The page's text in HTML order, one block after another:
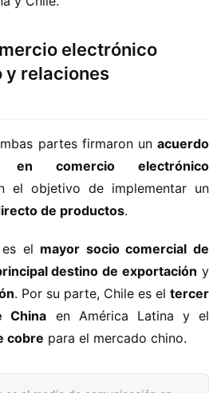
electrónico
relaciones
partes firmaron un acuerdo
en comercio electrónico
de productos.
el mayor socio comercial de
destino de exportación
. Por su parte, Chile es el tercer
China
cobre para el mercado chino.